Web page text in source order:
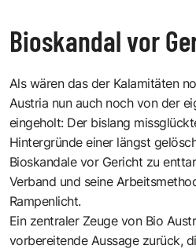
Bioskandal vor
Als wären das der Kalamitäten
Austria nun auch noch von der
eingeholt: Der bislang
Hintergründe einer längst
Bioskandale vor Gericht zu
Verband und seine
Rampenlicht.
Ein zentraler Zeuge von Bio
vorbereitende Aussage zurück,